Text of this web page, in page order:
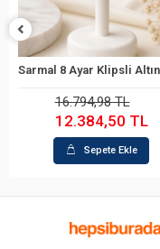
Sepete Ekle
16.794,98 TL
12.384,50 TL
Sepete Ekle